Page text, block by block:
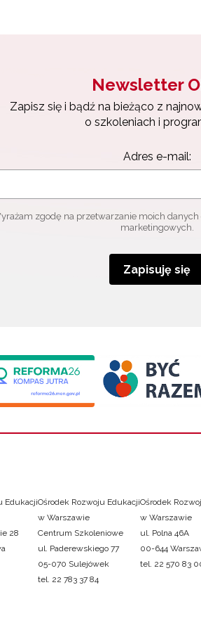
Newsletter
Zapisz się i bądź na bieżąco z
o szkoleniach i
Adres e-mail:
zgodę na przetwarzanie moich danych
marketingowych.
Zapisuję się
Edukacji
28
Ośrodek Rozwoju Edukacji
w Warszawie
Centrum Szkoleniowe
ul. Paderewskiego 77
05-070 Sulejówek
tel. 22 783 37 84
Ośrodek
w Warszawie
ul. Polna 46A
00-644
tel. 22 570 83